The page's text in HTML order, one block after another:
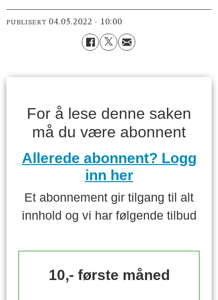
PUBLISERT 04.05.2022 - 10:00
For å lese denne saken
må du være abonnent
Allerede abonnent? Logg
inn her
Et abonnement gir tilgang til alt
innhold og vi har følgende tilbud
10,- første måned